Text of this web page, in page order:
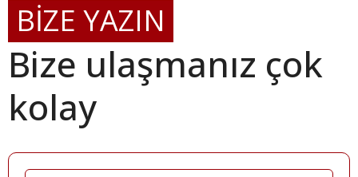
BİZE YAZIN
Bize ulaşmanız çok
kolay